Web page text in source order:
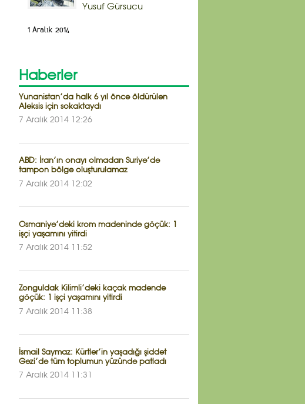
Yusuf Gürsucu
1 Aralık 2014
Haberler
Yunanistan’da halk 6 yıl önce öldürülen
Aleksis için sokaktaydı
7 Aralık 2014 12:26
ABD: İran’ın onayı olmadan Suriye’de
tampon bölge oluşturulamaz
7 Aralık 2014 12:02
Osmaniye’deki krom madeninde göçük: 1
işçi yaşamını yitirdi
7 Aralık 2014 11:52
Zonguldak Kilimli’deki kaçak madende
göçük: 1 işçi yaşamını yitirdi
7 Aralık 2014 11:38
İsmail Saymaz: Kürtler’in yaşadığı şiddet
Gezi’de tüm toplumun yüzünde patladı
7 Aralık 2014 11:31